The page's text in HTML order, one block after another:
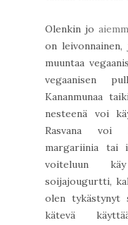
Olenkin jo
on
muuntaa
vegaanisen
Kananmunaa
nesteenä voi
Rasvana voi
margariinia tai
voiteluun
soijajougurtti,
olen tykästynyt
kätevä